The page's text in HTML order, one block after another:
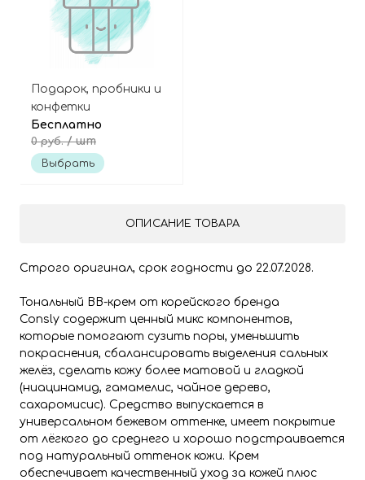
Подарок, пробники и
конфетки
Бесплатно
0 руб./ шт
Выбрать
ОПИСАНИЕ ТОВАРА
Строго оригинал, срок годности до 22.07.2028.
Тональный BB-крем от корейского бренда
Consly содержит ценный микс компонентов,
которые помогают сузить поры, уменьшить
покраснения, сбалансировать выделения сальных
желёз, сделать кожу более матовой и гладкой
(ниацинамид, гамамелис, чайное дерево,
сахаромисис). Средство выпускается в
универсальном бежевом оттенке, имеет покрытие
от лёгкого до среднего и хорошо подстраивается
под натуральный оттенок кожи. Крем
обеспечивает качественный уход за кожей плюс